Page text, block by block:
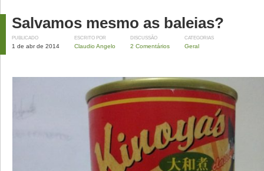
Salvamos mesmo as baleias?
PUBLICADO
1 de abr de 2014
ESCRITO POR
Claudio Angelo
DISCUSSÃO
2 Comentários
CATEGORIAS
Geral